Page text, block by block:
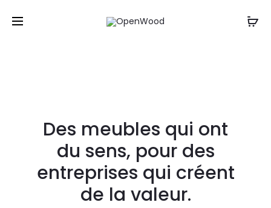
par sms ou par téléphone au : 06 61 20 12 88
Des meubles qui ont
du sens, pour des
entreprises qui créent
de la valeur.